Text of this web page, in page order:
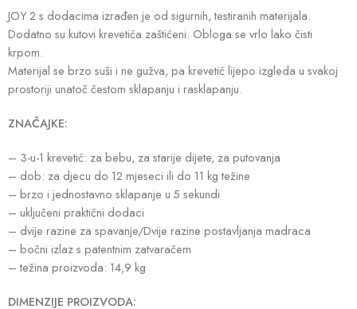
JOY 2 s dodacima izrađen je od sigurnih, testiranih materijala.
Dodatno su kutovi krevetića zaštićeni. Obloga se vrlo lako čisti
krpom.
Materijal se brzo suši i ne gužva, pa krevetić lijepo izgleda u svakoj
prostoriji unatoč čestom sklapanju i rasklapanju.
ZNAČAJKE:
– 3-u-1 krevetić: za bebu, za starije dijete, za putovanja
– dob: za djecu do 12 mjeseci ili do 11 kg težine
– brzo i jednostavno sklapanje u 5 sekundi
– uključeni praktični dodaci
– dvije razine za spavanje/Dvije razine postavljanja madraca
– bočni izlaz s patentnim zatvaračem
– težina proizvoda: 14,9 kg
DIMENZIJE PROIZVODA: